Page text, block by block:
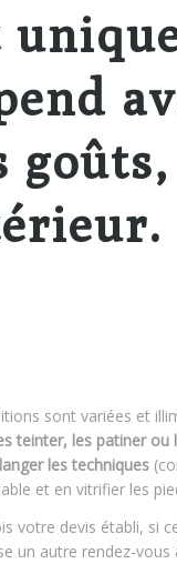
sont variées et
teinter, les patiner ou
les techniques
et en vitrifier les
votre devis établi, si
un autre rendez-